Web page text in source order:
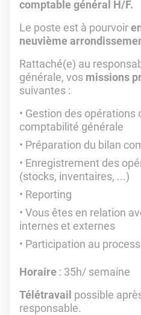
comptable général H/F.
Le poste est à pourvoir
neuvième
Rattaché(e) au
générale, vos missions
suivantes :
Gestion des opérations
comptabilité générale
Préparation du bilan
Enregistrement des
(stocks, inventaires, ...)
Reporting
Vous êtes en relation
internes et externes
Participation au
Horaire : 35h/ semaine
Télétravail possible
responsable.